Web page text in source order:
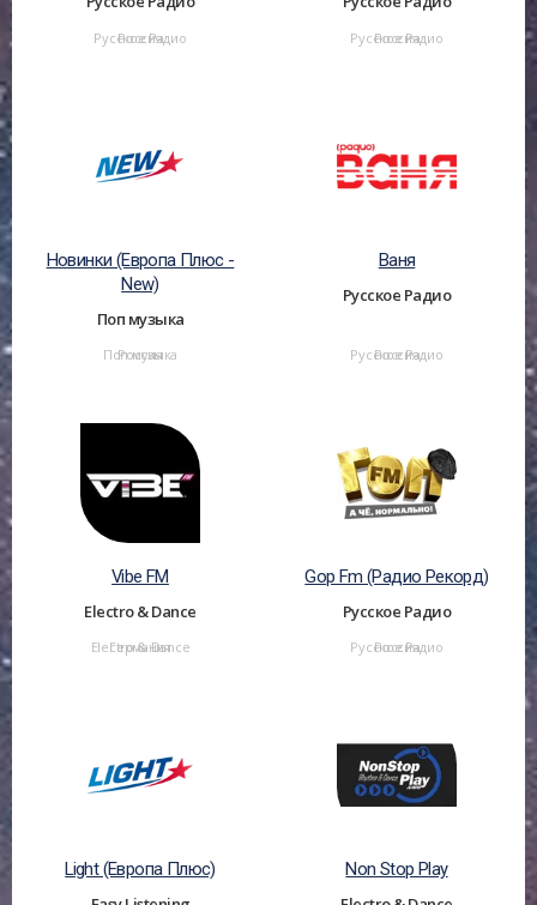
Русское Радио
Россия Русское Радио
Россия
Новинки (Европа Плюс -
New)
Поп музыка
Поп музыка
Россия
Ваня
Русское Радио
Русское Радио
Россия
Vibe FM
Electro & Dance
Electro & Dance
Германия
Gop Fm (Радио Рекорд)
Русское Радио
Русское Радио
Россия
Light (Европа Плюс)
Non Stop Play